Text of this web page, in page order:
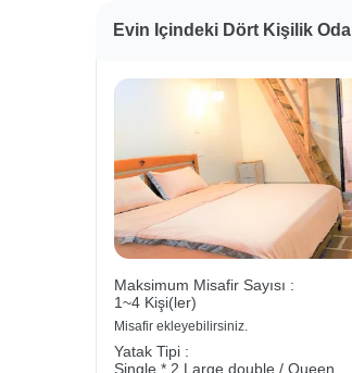
Evin Içindeki Dört Kişilik Oda
Maksimum Misafir Sayısı :
1~4 Kişi(ler)
Misafir ekleyebilirsiniz.
Yatak Tipi :
Single * 2 Large double / Queen